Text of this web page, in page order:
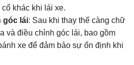
khác khi lái xe.
góc lái: Sau khi thay thế càng chữ
và điều chỉnh góc lái, bao gồm
xe để đảm bảo sự ổn định khi